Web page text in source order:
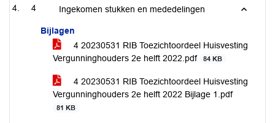
4 Ingekomen stukken en mededelingen
Bijlagen
4 20230531 RIB Toezichtoordeel Huisvesting
Vergunninghouders 2e helft 2022.pdf
84 KB
4 20230531 RIB Toezichtoordeel Huisvesting
Vergunninghouders 2e helft 2022 Bijlage 1.pdf
81 KB